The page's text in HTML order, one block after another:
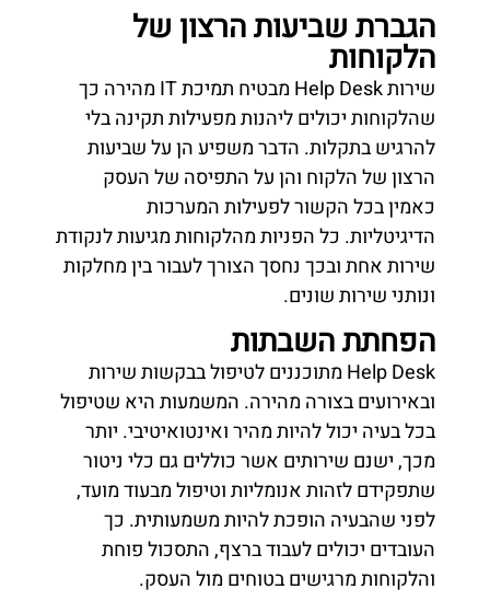
הגברת שביעות הרצון של
הלקוחות
שירות Help Desk מבטיח תמיכת IT מהירה כך
שהלקוחות יכולים ליהנות מפעילות תקינה בלי
להרגיש בתקלות. הדבר משפיע הן על שביעות
הרצון של הלקוח והן על התפיסה של העסק
כאמין בכל הקשור לפעילות המערכות
הדיגיטליות. כל הפניות מהלקוחות מגיעות לנקודת
שירות אחת ובכך נחסך הצורך לעבור בין מחלקות
ונותני שירות שונים.
הפחתת השבתות
Help Desk מתוכננים לטיפול בבקשות שירות
ובאירועים בצורה מהירה. המשמעות היא שטיפול
בכל בעיה יכול להיות מהיר ואינטואיטיבי. יותר
מכך, ישנם שירותים אשר כוללים גם כלי ניטור
שתפקידם לזהות אנומליות וטיפול מבעוד מועד,
לפני שהבעיה הופכת להיות משמעותית. כך
העובדים יכולים לעבוד ברצף, התסכול פוחת
והלקוחות מרגישים בטוחים מול העסק.